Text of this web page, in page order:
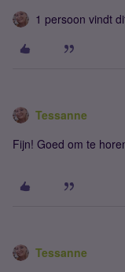
1 persoon vindt
Tessanne
Fijn! Goed om te
Tessanne